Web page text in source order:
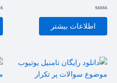
امتیاز
5
اطلاعات بیشتر
5